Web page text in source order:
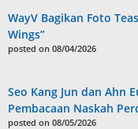
WayV Bagikan Foto
Wings”
posted on 08/04/2026
Seo Kang Jun dan Ahn
Pembacaan Naskah
posted on 08/05/2026